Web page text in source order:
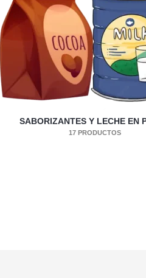
SABORIZANTES Y LECHE EN
17 PRODUCTOS